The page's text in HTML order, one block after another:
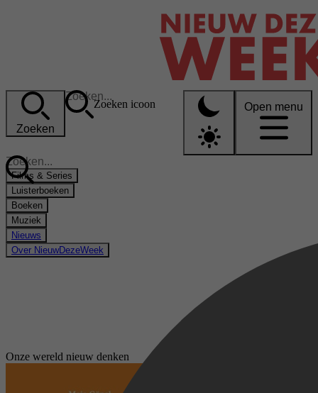
Zoeken
Zoeken icoon Open menu
Films & Series
Luisterboeken
Boeken
Muziek
Nieuws
Over NieuwDezeWeek
Onze wereld nieuw denken